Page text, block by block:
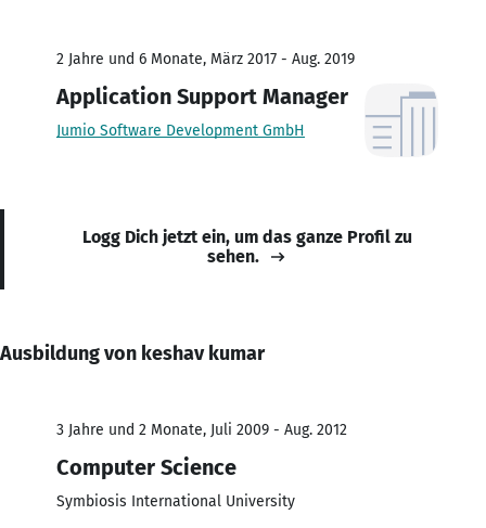
2 Jahre und 6 Monate, März 2017 - Aug. 2019
Application Support Manager
Jumio Software Development GmbH
Logg Dich jetzt ein, um das ganze Profil zu
sehen.
Ausbildung von keshav kumar
3 Jahre und 2 Monate, Juli 2009 - Aug. 2012
Computer Science
Symbiosis International University